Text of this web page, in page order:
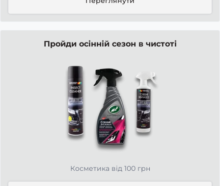
Пройди осінній сезон в чистоті
Косметика від 100 грн